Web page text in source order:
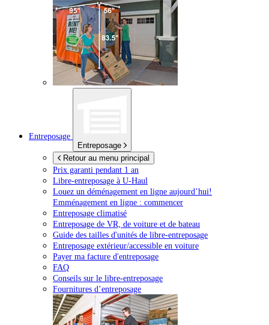
Entreposage
Entreposage
Retour au menu principal
Prix garanti pendant 1 an
Libre-entreposage à U-Haul
Louez un déménagement en ligne aujourd’hui!
Emménagement en ligne : commencer
Entreposage climatisé
Entreposage de VR, de voiture et de bateau
Guide des tailles d'unités de libre-entreposage
Entreposage extérieur/accessible en voiture
Payer ma facture d'entreposage
FAQ
Conseils sur le libre-entreposage
Fournitures d’entreposage